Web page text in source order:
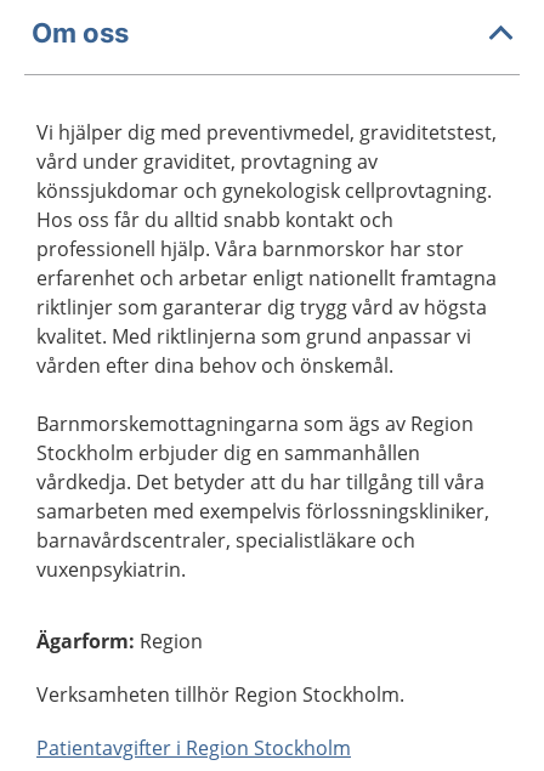
Om oss
Vi hjälper dig med preventivmedel, graviditetstest,
vård under graviditet, provtagning av
könssjukdomar och gynekologisk cellprovtagning.
Hos oss får du alltid snabb kontakt och
professionell hjälp. Våra barnmorskor har stor
erfarenhet och arbetar enligt nationellt framtagna
riktlinjer som garanterar dig trygg vård av högsta
kvalitet. Med riktlinjerna som grund anpassar vi
vården efter dina behov och önskemål.
Barnmorskemottagningarna som ägs av Region
Stockholm erbjuder dig en sammanhållen
vårdkedja. Det betyder att du har tillgång till våra
samarbeten med exempelvis förlossningskliniker,
barnavårdscentraler, specialistläkare och
vuxenpsykiatrin.
Ägarform: Region
Verksamheten tillhör Region Stockholm.
Patientavgifter i Region Stockholm